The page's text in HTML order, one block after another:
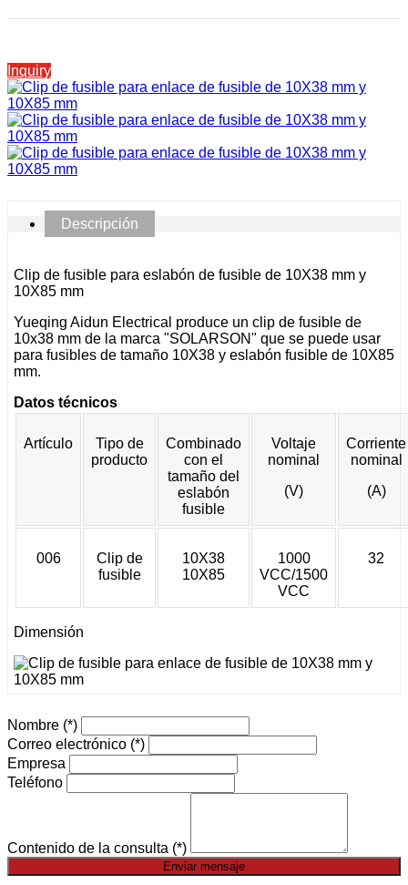
Inquiry
Descripción
Clip de fusible para eslabón de fusible de 10X38 mm y
10X85 mm
Yueqing Aidun Electrical produce un clip de fusible de
10x38 mm de la marca "SOLARSON" que se puede usar
para fusibles de tamaño 10X38 y eslabón fusible de 10X85
mm.
Datos técnicos
Artículo
Tipo de
producto
Combinado
con el
tamaño del
eslabón
fusible
Voltaje
nominal
(V)
Corriente
nominal
(A)
006
Clip de
fusible
10X38
10X85
1000
VCC/1500
VCC
32
Dimensión
Nombre (*)
Correo electrónico (*)
Empresa
Teléfono
Contenido de la consulta (*)
Enviar mensaje